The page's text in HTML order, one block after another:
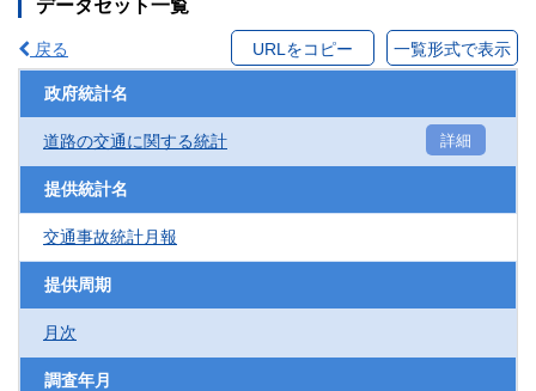
データセット一覧
戻る URLをコピー 一覧形式で表示
政府統計名
道路の交通に関する統計 詳細
提供統計名
交通事故統計月報
提供周期
月次
調査年月